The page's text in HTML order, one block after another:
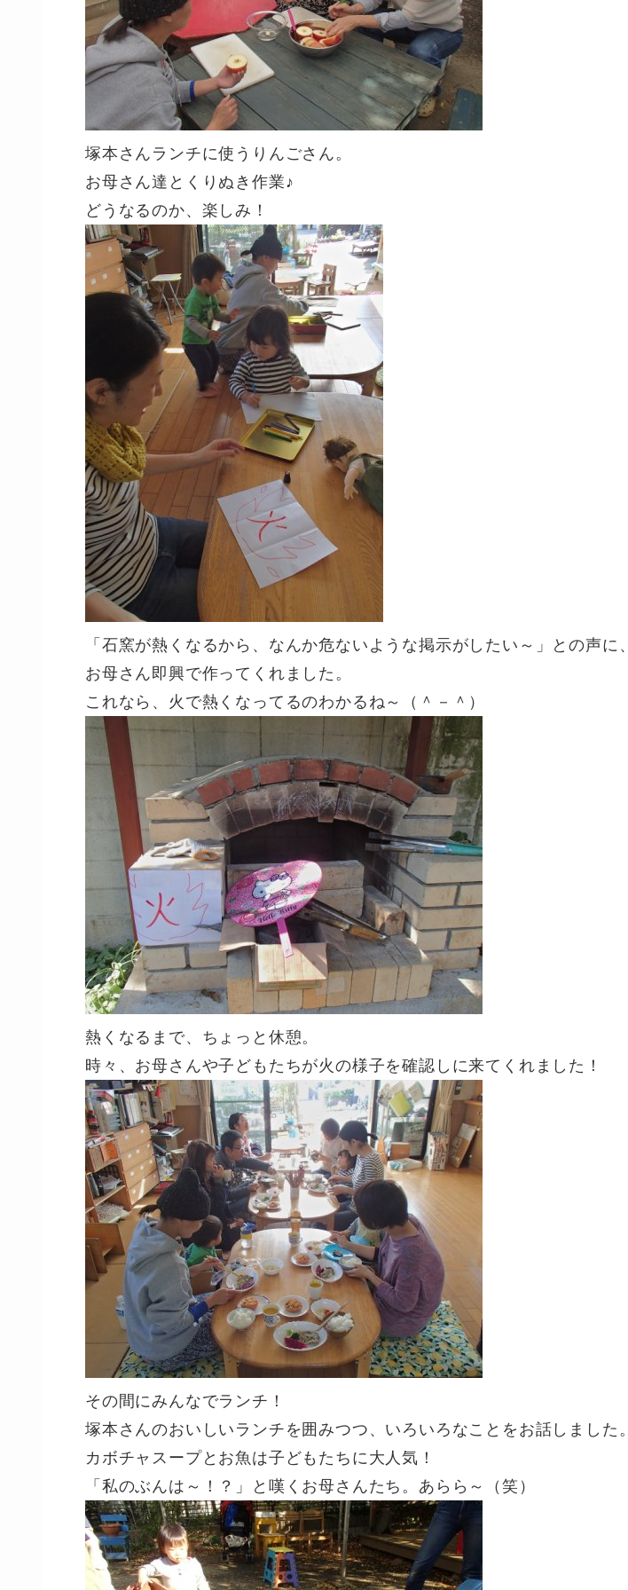
塚本さんランチに使うりんごさん。
お母さん達とくりぬき作業♪
どうなるのか、楽しみ！
「石窯が熱くなるから、なんか危ないような掲示がしたい～」との声に、
お母さん即興で作ってくれました。
これなら、火で熱くなってるのわかるね～（＾－＾）
熱くなるまで、ちょっと休憩。
時々、お母さんや子どもたちが火の様子を確認しに来てくれました！
その間にみんなでランチ！
塚本さんのおいしいランチを囲みつつ、いろいろなことをお話しました。
カボチャスープとお魚は子どもたちに大人気！
「私のぶんは～！？」と嘆くお母さんたち。あらら～（笑）